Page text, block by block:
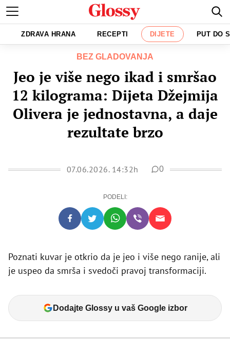
ZDRAVA HRANA RECEPTI DIJETE PUT DO
BEZ GLADOVANJA
Jeo je više nego ikad i smršao
12 kilograma: Dijeta Džejmija
Olivera je jednostavna, a daje
rezultate brzo
07.06.2026. 14:32h 0
PODELI:
Poznati kuvar je otkrio da je jeo i više nego ranije, ali
je uspeo da smrša i svedoči pravoj transformaciji.
Dodajte Glossy u vaš Google izbor